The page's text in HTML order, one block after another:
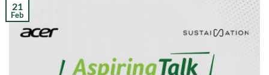
21
Feb